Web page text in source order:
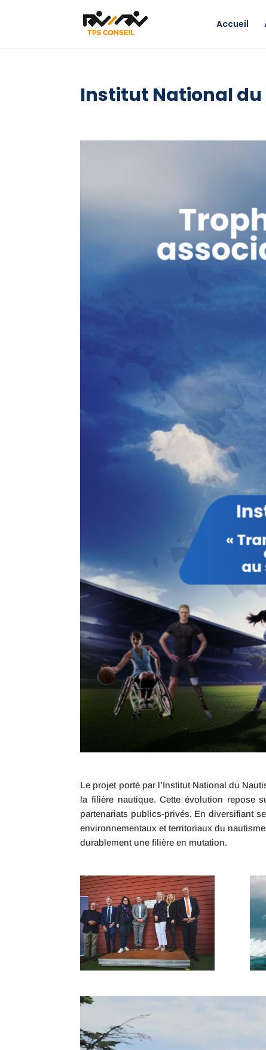
Accueil
Institut National du
Le projet porté par l’Institut National du
la filière nautique. Cette évolution repose
partenariats publics-privés. En diversifiant
environnementaux et territoriaux du
durablement une filière en mutation.